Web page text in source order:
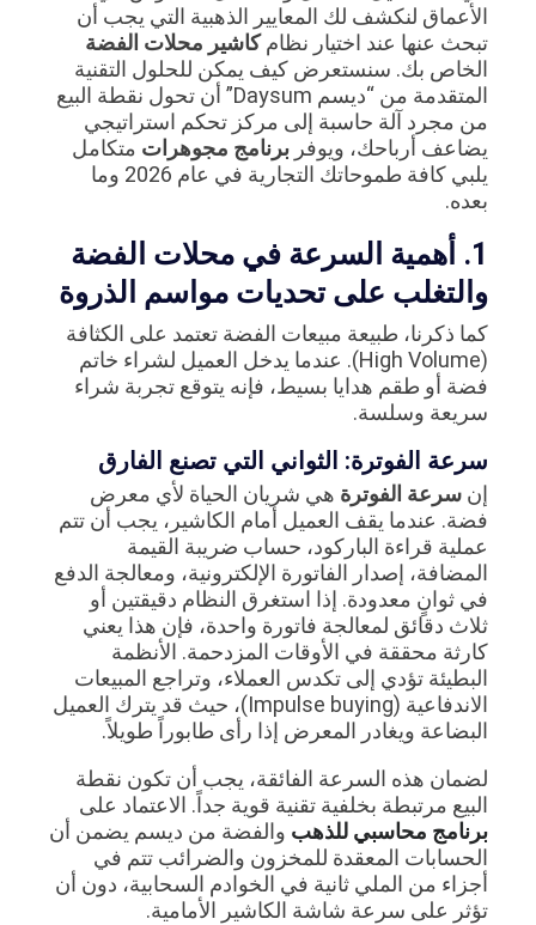
الأعماق لنكشف لك المعايير الذهبية التي يجب أن
تبحث عنها عند اختيار نظامكاشير محلات الفضة
الخاص بك. سنستعرض كيف يمكن للحلول التقنية
المتقدمة من “ديسم Daysum” أن تحول نقطة البيع
من مجرد آلة حاسبة إلى مركز تحكم استراتيجي
يضاعف أرباحك، ويوفر برنامج مجوهرات متكامل
يلبي كافة طموحاتك التجارية في عام 2026 وما
بعده.
1. أهمية السرعة في محلات الفضة
والتغلب على تحديات مواسم الذروة
كما ذكرنا، طبيعة مبيعات الفضة تعتمد على الكثافة
(High Volume). عندما يدخل العميل لشراء خاتم
فضة أو طقم هدايا بسيط، فإنه يتوقع تجربة شراء
سريعة وسلسة.
سرعة الفوترة: الثواني التي تصنع الفارق
إن سرعة الفوترة هي شريان الحياة لأي معرض
فضة. عندما يقف العميل أمام الكاشير، يجب أن تتم
عملية قراءة الباركود، حساب ضريبة القيمة
المضافة، إصدار الفاتورة الإلكترونية، ومعالجة الدفع
في ثوانٍ معدودة. إذا استغرق النظام دقيقتين أو
ثلاث دقائق لمعالجة فاتورة واحدة، فإن هذا يعني
كارثة محققة في الأوقات المزدحمة. الأنظمة
البطيئة تؤدي إلى تكدس العملاء، وتراجع المبيعات
الاندفاعية (Impulse buying)، حيث قد يترك العميل
البضاعة ويغادر المعرض إذا رأى طابوراً طويلاً.
لضمان هذه السرعة الفائقة، يجب أن تكون نقطة
البيع مرتبطة بخلفية تقنية قوية جداً. الاعتماد على
برنامج محاسبي للذهب والفضة من ديسم يضمن أن
الحسابات المعقدة للمخزون والضرائب تتم في
أجزاء من الملي ثانية في الخوادم السحابية، دون أن
تؤثر على سرعة شاشة الكاشير الأمامية.